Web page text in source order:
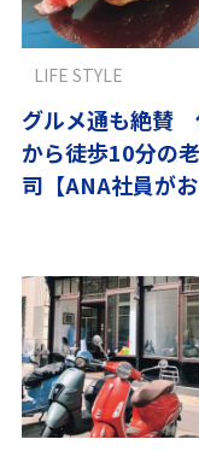
グルメ通も絶賛
から徒歩10分の
司【ANA社員が
LIFE STYLE